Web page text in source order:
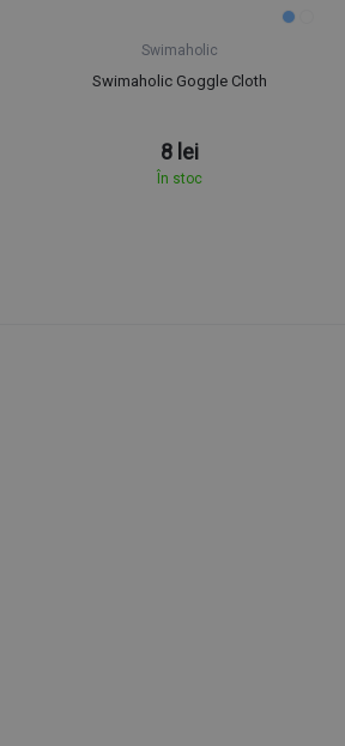
Swimaholic
Swimaholic Goggle Cloth
8 lei
În stoc